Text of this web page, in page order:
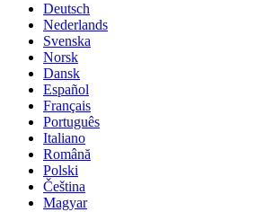
Deutsch
Nederlands
Svenska
Norsk
Dansk
Español
Français
Português
Italiano
Română
Polski
Čeština
Magyar